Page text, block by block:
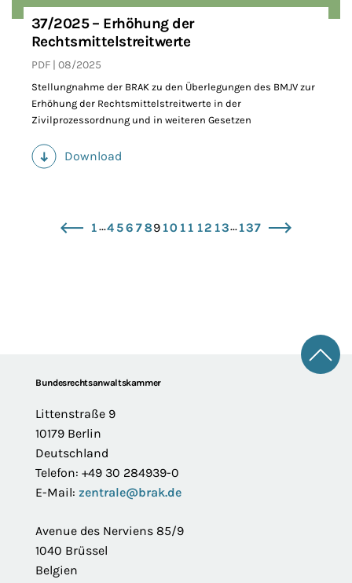
37/2025 – Erhöhung der
Rechtsmittelstreitwerte
PDF 08/2025
Stellungnahme der BRAK zu den Überlegungen des BMJV zur
Erhöhung der Rechtsmittelstreitwerte in der
Zivilprozessordnung und in weiteren Gesetzen
Download
(PDF)
zurück 1...4 56 789 10 11 12 13...137 vor
FooterBundesrechtsanwaltskammer
Littenstraße 9
10179 Berlin
Deutschland
Telefon: +49 30 284939-0
E-Mail: zentrale@brak.de
Avenue des Nerviens 85/9
1040 Brüssel
Belgien